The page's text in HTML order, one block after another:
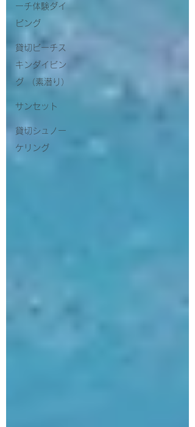
ーチ体験ダイ
ビング
貸切ビーチス
キンダイビン
グ （素潜り）
サンセット
貸切シュノー
ケリング